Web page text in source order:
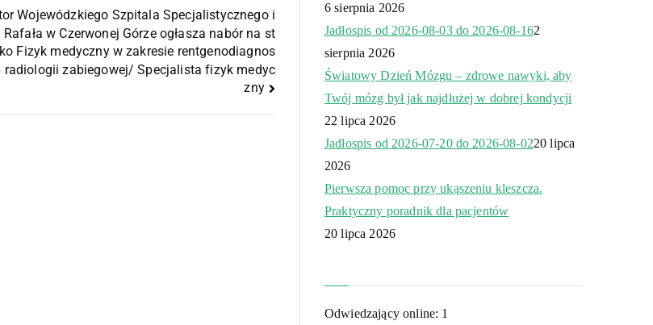
Wojewódzkiego Szpitala Specjalistycznego i
Rafała w Czerwonej Górze ogłasza nabór na st
Fizyk medyczny w zakresie rentgenodiagnos
radiologii zabiegowej/ Specjalista fizyk medyc
zny
6 sierpnia 2026
Jadłospis od 2026-08-03 do 2026-08-162
sierpnia 2026
Światowy Dzień Mózgu – zdrowe nawyki, aby
Twój mózg był jak najdłużej w dobrej kondycji
22 lipca 2026
Jadłospis od 2026-07-20 do 2026-08-0220 lipca
2026
Pierwsza pomoc przy ukąszeniu kleszcza.
Praktyczny poradnik dla pacjentów
20 lipca 2026
Odwiedzający online: 1